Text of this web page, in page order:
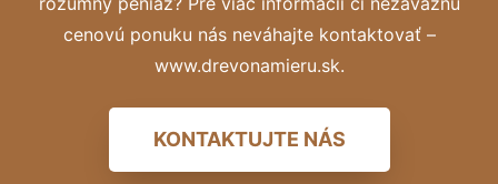
cenovú ponuku nás neváhajte kontaktovať –
www.drevonamieru.sk.
KONTAKTUJTE NÁS